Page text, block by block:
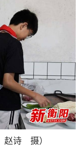
赵诗 摄）